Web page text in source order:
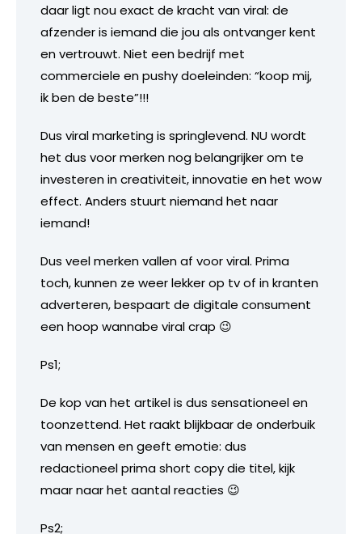
daar ligt nou exact de kracht van viral: de
afzender is iemand die jou als ontvanger kent
en vertrouwt. Niet een bedrijf met
commerciele en pushy doeleinden: “koop mij,
ik ben de beste”!!!
Dus viral marketing is springlevend. NU wordt
het dus voor merken nog belangrijker om te
investeren in creativiteit, innovatie en het wow
effect. Anders stuurt niemand het naar
iemand!
Dus veel merken vallen af voor viral. Prima
toch, kunnen ze weer lekker op tv of in kranten
adverteren, bespaart de digitale consument
een hoop wannabe viral crap 😉
Ps1;
De kop van het artikel is dus sensationeel en
toonzettend. Het raakt blijkbaar de onderbuik
van mensen en geeft emotie: dus
redactioneel prima short copy die titel, kijk
maar naar het aantal reacties 😉
Ps2;